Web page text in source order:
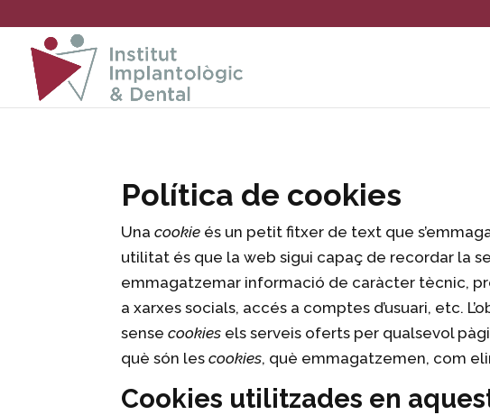
Política de cookies
Unacookie és un petit fitxer de text que
utilitat és que la web sigui capaç de recordar la
emmagatzemar informació de caràcter tècnic,
a xarxes socials, accés a comptes d’usuari, etc.
sensecookies els serveis oferts per qualsevol
què són lescookies, què emmagatzemen, com
Cookies utilitzades en